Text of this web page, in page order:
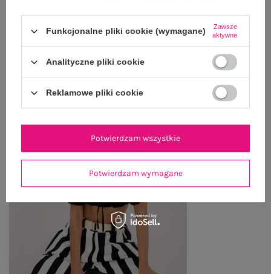
ZWROTY I REKLAMACJE
PRODUKTY ZE STYLIZACJI
Funkcjonalne pliki cookie (wymagane)
Zawsze
aktywne
Analityczne pliki cookie
Reklamowe pliki cookie
Potwierdzam wymagane
Potwierdzam wszystkie